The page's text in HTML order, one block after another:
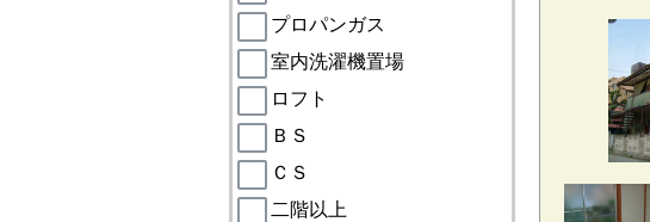
プロパンガス
室内洗濯機置場
ロフト
ＢＳ
ＣＳ
二階以上